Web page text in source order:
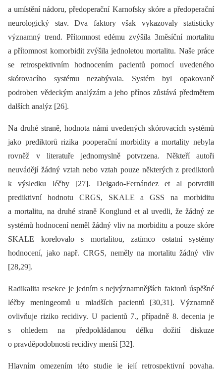
a umístění nádoru, předoperační Karnofsky skóre a předoperační
neurologický stav. Dva faktory však vykazovaly statisticky
významný trend. Přítomnost edému zvýšila 3měsíční mortalitu
a přítomnost komorbidit zvýšila jednoletou mortalitu. Naše práce
se retrospektivním hodnocením pacientů pomocí uvedeného
skórovacího systému nezabývala. Systém byl opakovaně
podroben vědeckým analýzám a jeho přínos zůstává předmětem
dalších analýz [26].
Na druhé straně, hodnota námi uvedených skórovacích systémů
jako prediktorů rizika pooperační morbidity a mortality nebyla
rovněž v literatuře jednomyslně potvrzena. Někteří autoři
neuvádějí žádný vztah nebo vztah pouze ně­kte­rých z prediktorů
k výsledku léčby [27]. Delgado-Fernández et al potvrdili
prediktivní hodnotu CRGS, SKALE a GSS na morbiditu
a mortalitu, na druhé straně Konglund et al uvedli, že žádný ze
systémů hodnocení neměl žádný vliv na morbiditu a pouze skóre
SKALE korelovalo s mortalitou, zatímco ostatní systémy
hodnocení, jako např. CRGS, neměly na mortalitu žádný vliv
[28,29].
Radikalita resekce je jedním s nejvýznamnějších faktorů úspěšné
léčby meningeomů u mladších pacientů [30,31]. Významně
ovlivňuje riziko recidivy. U pacientů 7., případně 8. decenia je
s ohledem na předpokládanou délku dožití diskuze
o pravděpodobnosti recidivy menší [32].
Hlavním omezením této studie je její retrospektivní povaha.